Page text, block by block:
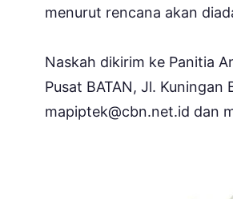
menurut rencana akan
Naskah dikirim ke Panitia
Pusat BATAN, Jl.
mapiptek@cbn.net.id dan